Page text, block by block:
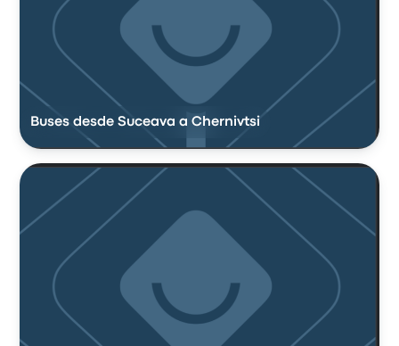
Buses desde Suceava a Chernivtsi